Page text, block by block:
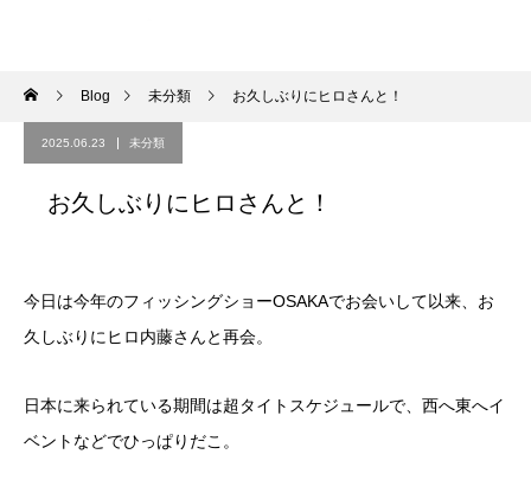
Blog 未分類 お久しぶりにヒロさんと！
2025.06.23 未分類
お久しぶりにヒロさんと！
今日は今年のフィッシングショーOSAKAでお会いして以来、お
久しぶりにヒロ内藤さんと再会。
日本に来られている期間は超タイトスケジュールで、西へ東へイ
ベントなどでひっぱりだこ。